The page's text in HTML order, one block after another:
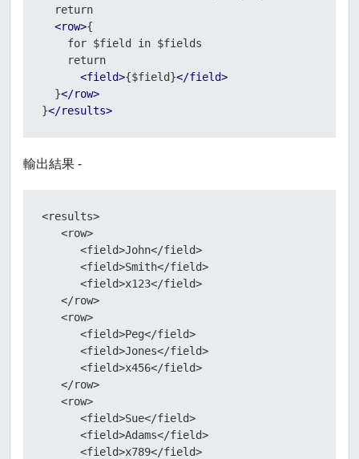
  return
<row>{
    for $field in $fields
    return
<field>{$field}</field>
  }
</row>
}</results>
輸出結果 -
<results>
   <row>
      <field>John</field>
      <field>Smith</field>
      <field>x123</field>
   </row>
   <row>
      <field>Peg</field>
      <field>Jones</field>
      <field>x456</field>
   </row>
   <row>
      <field>Sue</field>
      <field>Adams</field>
      <field>x789</field>